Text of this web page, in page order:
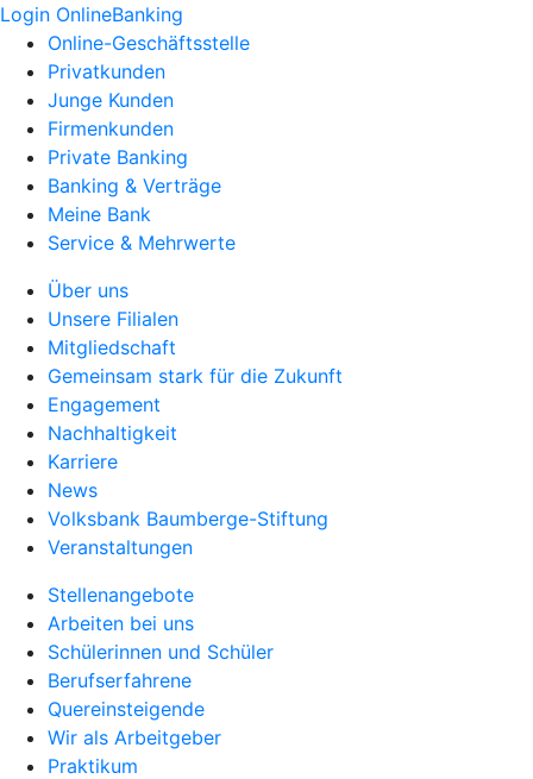
Login OnlineBanking
Online-Geschäftsstelle
Privatkunden
Junge Kunden
Firmenkunden
Private Banking
Banking & Verträge
Meine Bank
Service & Mehrwerte
Über uns
Unsere Filialen
Mitgliedschaft
Gemeinsam stark für die Zukunft
Engagement
Nachhaltigkeit
Karriere
News
Volksbank Baumberge-Stiftung
Veranstaltungen
Stellenangebote
Arbeiten bei uns
Schülerinnen und Schüler
Berufserfahrene
Quereinsteigende
Wir als Arbeitgeber
Praktikum